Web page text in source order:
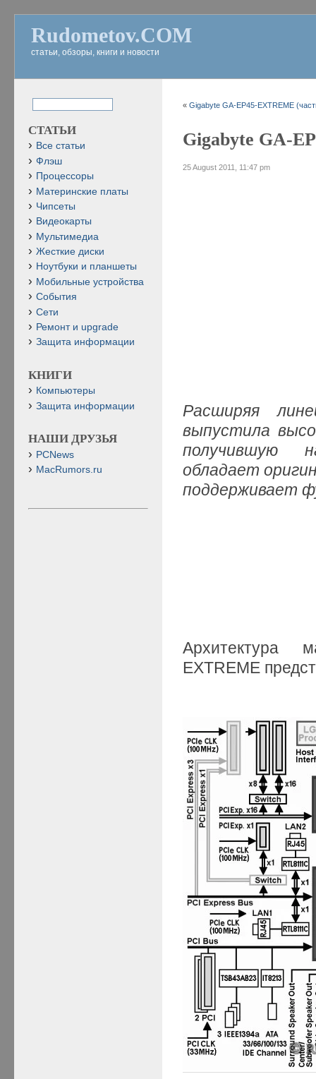
Rudometov.COM
статьи, обзоры, книги и новости
«Gigabyte GA-EP45-EXTREME
Gigabyte GA-
25 August 2011, 11:47 pm
Расширяя
выпустила
получившую
обладает
поддерживает
Архитектура
EXTREME
СТАТЬИ
Все статьи
Флэш
Процессоры
Материнские платы
Чипсеты
Видеокарты
Мультимедиа
Жесткие диски
Ноутбуки и планшеты
Мобильные устройства
События
Сети
Ремонт и upgrade
Защита информации
КНИГИ
Компьютеры
Защита информации
НАШИ ДРУЗЬЯ
PCNews
MacRumors.ru